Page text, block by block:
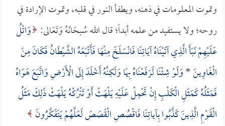
وتموت المعلومات في ذهنه، ويطفأ النور في قلبه، وتموت الإرادة في
روحه؛ ولا يستفيد من علمه أبداً؛ قال الله سُبحَانَهُ وَتَعَالى: وَاتْلُ
عَلَيْهِمْ نَبَأَ الَّذِي آتَيْنَاهُ آيَاتِنَا فَانْسَلَخَ مِنْهَا فَأَتْبَعَهُ الشَّيْطَانُ فَكَانَ مِنَ
الْغَاوِينَ*وَلَوْ شِئْنَا لَرَفَعْنَاهُ بِهَا وَلَكِنَّهُ أَخْلَدَ إِلَى الْأَرْضِ وَاتَّبَعَ هَوَاهُ
فَمَثَلُهُ كَمَثَلِ الْكَلْبِ إِنْ تَحْمِلْ عَلَيْهِ يَلْهَثْ أَوْ تَتْرُكْهُ يَلْهَثْ ذَلِكَ مَثَلُ
الْقَوْمِ الَّذِينَ كَذَّبُوا بِآياتِنَا فَاقْصُصِ الْقَصَصَ لَعَلَّهُمْ يَتَفَكَّرُونَ